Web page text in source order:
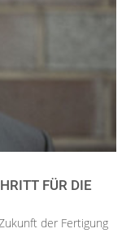
FÜR DIE F
der Fertigung